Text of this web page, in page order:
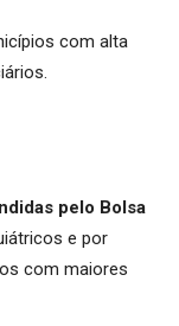
com alta
pelo Bolsa
e por
com maiores